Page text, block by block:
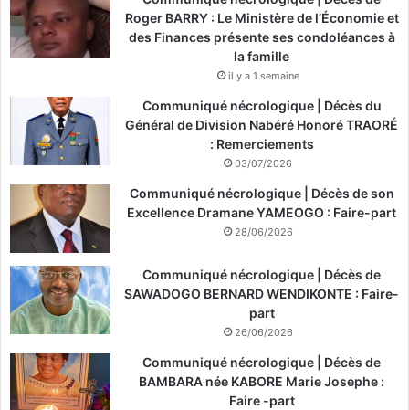
Roger BARRY : Le Ministère de l’Économie et
des Finances présente ses condoléances à
la famille
il y a 1 semaine
Communiqué nécrologique | Décès du
Général de Division Nabéré Honoré TRAORÉ
: Remerciements
03/07/2026
Communiqué nécrologique | Décès de son
Excellence Dramane YAMEOGO : Faire-part
28/06/2026
Communiqué nécrologique | Décès de
SAWADOGO BERNARD WENDIKONTE : Faire-
part
26/06/2026
Communiqué nécrologique | Décès de
BAMBARA née KABORE Marie Josephe :
Faire -part